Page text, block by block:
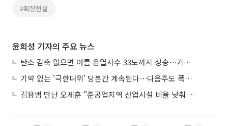
#확장현실
윤희성 기자의 주요 뉴스
탄소 감축 없으면 여름 온열지수 33도까지 상승⋯기상청, 2100년 미래전망
기약 없는 '극한더위' 당분간 계속된다⋯다음주도 폭염·열대야 지속
김용범 만난 오세훈 "준공업지역 산업시설 비율 낮춰 공급 늘려야"